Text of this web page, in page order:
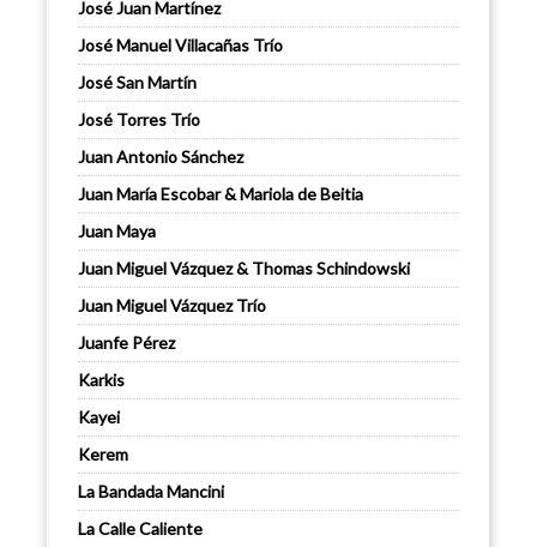
José Juan Martínez
José Manuel Villacañas Trío
José San Martín
José Torres Trío
Juan Antonio Sánchez
Juan María Escobar & Mariola de Beitia
Juan Maya
Juan Miguel Vázquez & Thomas Schindowski
Juan Miguel Vázquez Trío
Juanfe Pérez
Karkis
Kayei
Kerem
La Bandada Mancini
La Calle Caliente